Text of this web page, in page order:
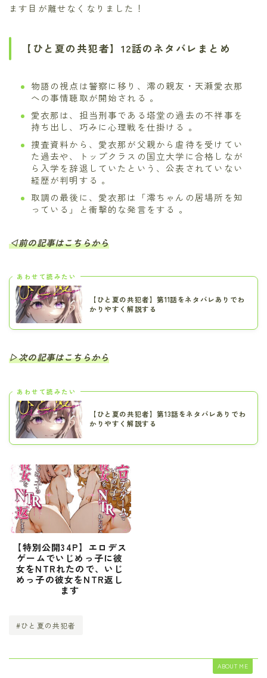
ます目が離せなくなりました！
【ひと夏の共犯者】12話のネタバレまとめ
物語の視点は警察に移り、澪の親友・天瀬愛衣那
への事情聴取が開始される 。
愛衣那は、担当刑事である塔堂の過去の不祥事を
持ち出し、巧みに心理戦を仕掛ける 。
捜査資料から、愛衣那が父親から虐待を受けてい
た過去や、トップクラスの国立大学に合格しなが
ら入学を辞退していたという、公表されていない
経歴が判明する 。
取調の最後に、愛衣那は「澪ちゃんの居場所を知
っている」と衝撃的な発言をする 。
◁前の記事はこちらから
あわせて読みたい
【ひと夏の共犯者】第11話をネタバレありでわ
かりやすく解説する
▷次の記事はこちらから
あわせて読みたい
【ひと夏の共犯者】第13話をネタバレありでわ
かりやすく解説する
【特別公開34P】エロデス
ゲームでいじめっ子に彼
女をNTRれたので、いじ
めっ子の彼女をNTR返し
ます
#ひと夏の共犯者
ABOUT ME